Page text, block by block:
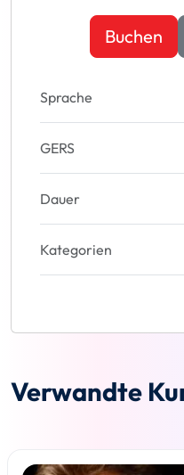
Buchen
Sprache
GERS
Dauer
Kategorien
Verwandte